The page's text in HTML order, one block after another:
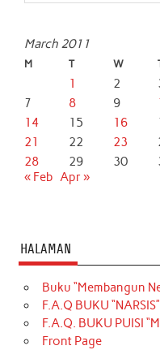
March 2011
M T W
1 2
7
8 9
14
15 16
21
22 23
28
29 30
« Feb Apr »
HALAMAN
Buku “Membangun
F.A.Q BUKU “NARSIS”
F.A.Q. BUKU PUISI
Front Page